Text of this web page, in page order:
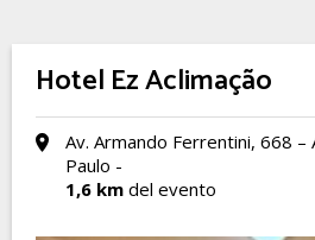
Hotel Ez Aclimação
Av. Armando Ferrentini, 668 –
Paulo -
1,6 km del evento